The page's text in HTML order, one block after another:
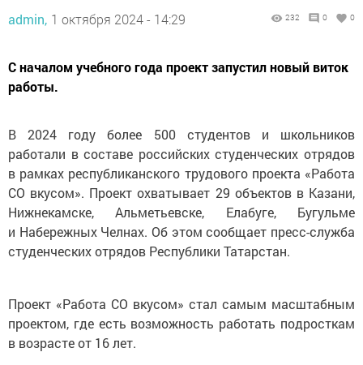
admin, 1 октября 2024 - 14:29 232 0 0
С началом учебного года проект запустил новый виток
работы.
В 2024 году более 500 студентов и школьников
работали в составе российских студенческих отрядов
в рамках республиканского трудового проекта «Работа
СО вкусом». Проект охватывает 29 объектов в Казани,
Нижнекамске, Альметьевске, Елабуге, Бугульме
и Набережных Челнах. Об этом сообщает пресс-служба
студенческих отрядов Республики Татарстан.
Проект «Работа СО вкусом» стал самым масштабным
проектом, где есть возможность работать подросткам
в возрасте от 16 лет.